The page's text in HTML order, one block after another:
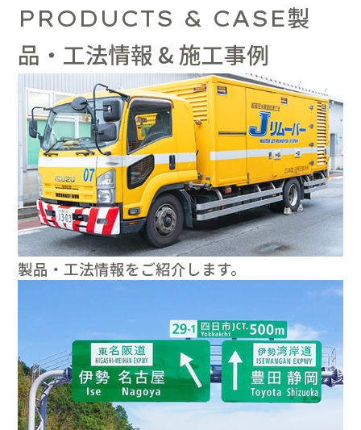
PRODUCTS & CASE製
品・工法情報 & 施工事例
製品・工法情報をご紹介します。